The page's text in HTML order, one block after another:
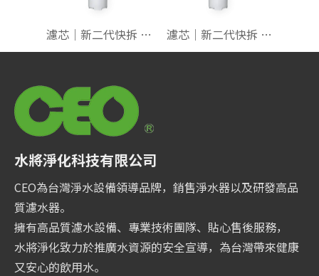
濾芯｜新二代快拆 長版 高效燒結碳 濾芯｜新二代快拆 長版 PP 1U 【長效抗菌】
水將淨化科技有限公司
CEO為台灣淨水設備領導品牌，銷售淨水器以及研發高品
質濾水器。
擁有高品質濾水設備、專業技術團隊、貼心售後服務，
水將淨化致力於推廣水資源的安全宣導，為台灣帶來健康
又安心的飲用水。